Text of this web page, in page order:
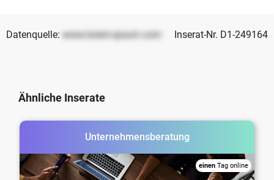
Datenquelle: www.lorem-ipsum.com Inserat-Nr. D1-249164
Ähnliche Inserate
Unternehmensberatung
einen Tag online